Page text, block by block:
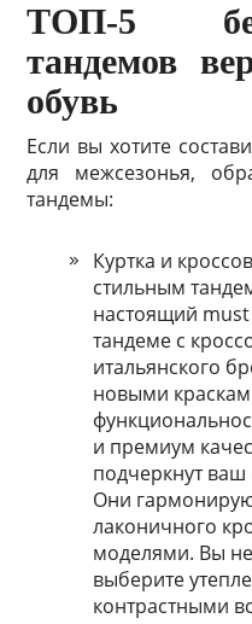
ТОП-5
тандемов
обувь
Если вы хотите
для межсезонья,
тандемы:
Куртка и
стильным
настоящий
тандеме с
итальянского
новыми
и премиум
подчеркнут ваш
Они
лаконичного
моделями. Вы
выберите
контрастными